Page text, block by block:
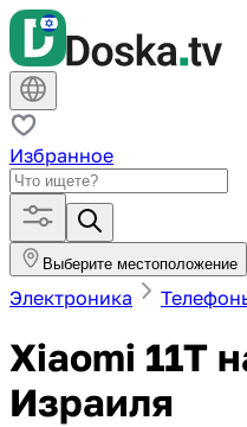
Избранное
Выберите местоположение
Электроника
Xiaomi 11T
Израиля